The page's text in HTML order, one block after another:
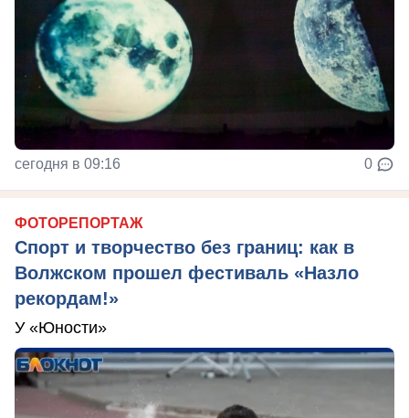
сегодня в 09:16 0
ФОТОРЕПОРТАЖ
Спорт и творчество без границ: как в
Волжском прошел фестиваль «Назло
рекордам!»
У «Юности»